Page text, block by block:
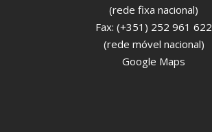
(rede fixa nacional)
Fax: (+351) 252 961 622
(rede móvel nacional)
Google Maps